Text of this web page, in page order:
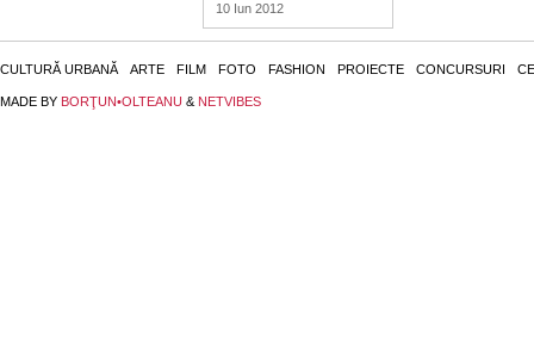
10 Iun 2012
CULTURĂ URBANĂ ARTE FILM FOTO FASHION PROIECTE CONCURSURI
MADE BY BORŢUN•OLTEANU & NETVIBES